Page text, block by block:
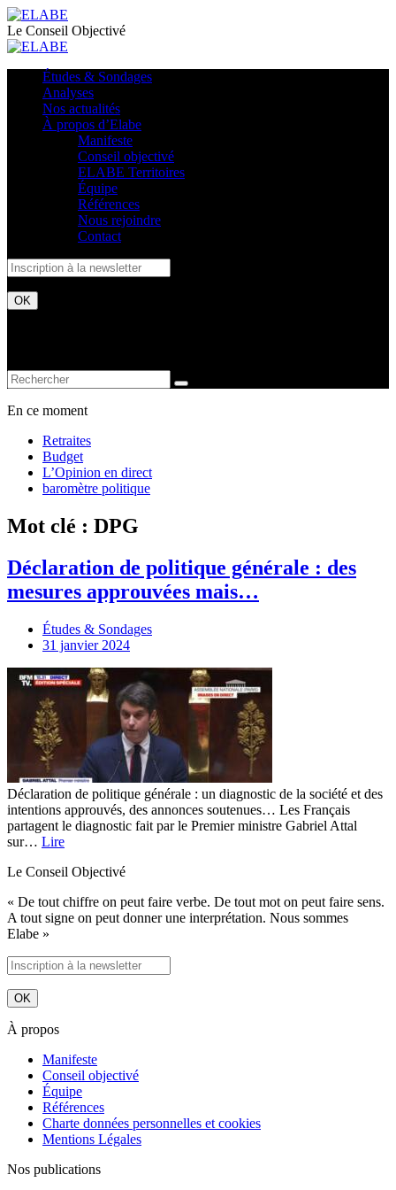
Le Conseil Objectivé
Études & Sondages
Analyses
Nos actualités
À propos d’Elabe
Manifeste
Conseil objectivé
ELABE Territoires
Équipe
Références
Nous rejoindre
Contact
En ce moment
Retraites
Budget
L’Opinion en direct
baromètre politique
Mot clé : DPG
Déclaration de politique générale : des
mesures approuvées mais…
Études & Sondages
31 janvier 2024
Déclaration de politique générale : un diagnostic de la société et des
intentions approuvés, des annonces soutenues… Les Français
partagent le diagnostic fait par le Premier ministre Gabriel Attal
sur… Lire
Le Conseil Objectivé
« De tout chiffre on peut faire verbe. De tout mot on peut faire sens.
A tout signe on peut donner une interprétation. Nous sommes
Elabe »
À propos
Manifeste
Conseil objectivé
Équipe
Références
Charte données personnelles et cookies
Mentions Légales
Nos publications